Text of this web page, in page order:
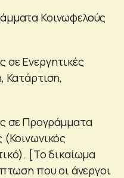
Κοινωφελούς
σε Ενεργητικές
Κατάρτιση,
σε Προγράμματα
(Κοινωνικός
[Το δικαίωμα
που οι άνεργοι